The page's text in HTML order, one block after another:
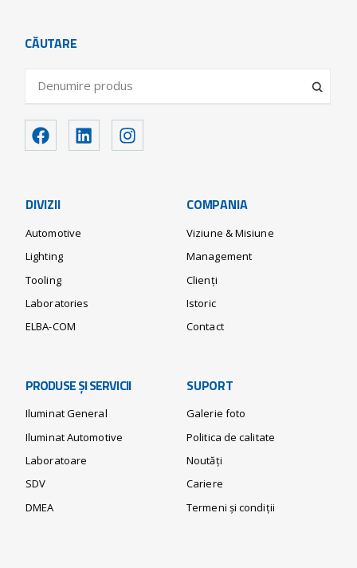
CĂUTARE
DIVIZII
Automotive
Lighting
Tooling
Laboratories
ELBA-COM
COMPANIA
Viziune & Misiune
Management
Clienți
Istoric
Contact
PRODUSE ȘI SERVICII
Iluminat General
Iluminat Automotive
Laboratoare
SDV
DMEA
SUPORT
Galerie foto
Politica de calitate
Noutăți
Cariere
Termeni și condiții